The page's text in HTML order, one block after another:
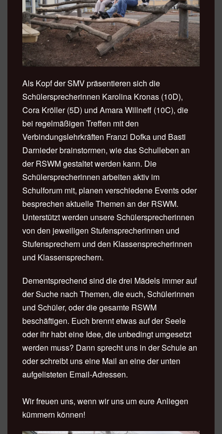
Als Kopf der SMV präsentieren sich die
Schülersprecherinnen Karolina Kronas (10D),
Cora Kröller (5D) und Amara Willneff (10C), die
bei regelmäßigen Treffen mit den
Verbindungslehrkräften Franzi Dofka und Basti
Darnieder brainstormen, wie das Schulleben an
der RSWM gestaltet werden kann. Die
Schülersprecherinnen arbeiten aktiv im
Schulforum mit, planen verschiedene Events oder
besprechen aktuelle Themen an der RSWM.
Unterstützt werden unsere Schülersprecherinnen
von den jeweiligen Stufensprecherinnen und
Stufensprechern und den Klassensprecherinnen
und Klassensprechern.
Dementsprechend sind die drei Mädels immer auf
der Suche nach Themen, die euch, Schülerinnen
und Schüler, oder die gesamte RSWM
beschäftigen. Euch brennt etwas auf der Seele
oder ihr habt eine Idee, die unbedingt umgesetzt
werden muss? Dann sprecht uns in der Schule an
oder schreibt uns eine Mail an eine der unten
aufgelisteten Email-Adressen.
Wir freuen uns, wenn wir uns um eure Anliegen
kümmern können!